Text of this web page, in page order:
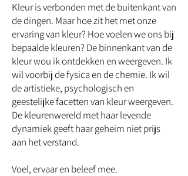
Kleur is verbonden met de buitenkant van
de dingen. Maar hoe zit het met onze
ervaring van kleur? Hoe voelen we ons bij
bepaalde kleuren? De binnenkant van de
kleur wou ik ontdekken en weergeven. Ik
wil voorbij de fysica en de chemie. Ik wil
de artistieke, psychologisch en
geestelijke facetten van kleur weergeven.
De kleurenwereld met haar levende
dynamiek geeft haar geheim niet prijs
aan het verstand.
Voel, ervaar en beleef mee.